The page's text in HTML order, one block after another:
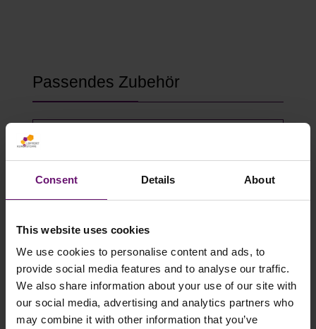
Consent Details About
This website uses cookies
We use cookies to personalise content and ads, to
provide social media features and to analyse our traffic.
We also share information about your use of our site with
our social media, advertising and analytics partners who
may combine it with other information that you’ve
Produktgalerie überspringen
Passendes Zubehör
Gewächshausklammern 4 bis 10 mm
- 100 Stück